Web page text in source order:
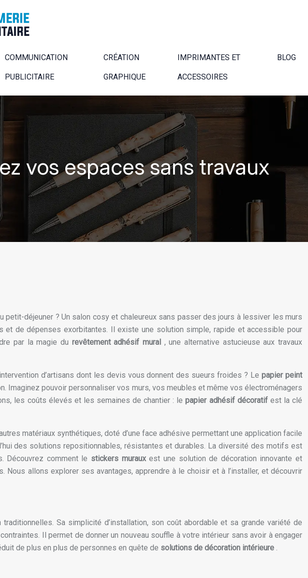
COMMUNICATION
PUBLICITAIRE
CRÉATION
GRAPHIQUE
IMPRIMANTES ET
ACCESSOIRES
BLOG
vos espaces sans travaux
petit-déjeuner ? Un salon cosy et chaleureux sans passer des jours à lessiver les murs
de dépenses exorbitantes. Il existe une solution simple, rapide et accessible pour
par la magie du revêtement adhésif mural , une alternative astucieuse aux travaux
d’artisans dont les devis vous donnent des sueurs froides ? Lepapier peint
Imaginez pouvoir personnaliser vos murs, vos meubles et même vos électroménagers
les coûts élevés et les semaines de chantier : lepapier adhésif décoratif est la clé
matériaux synthétiques, doté d’une face adhésive permettant une application facile
des solutions repositionnables, résistantes et durables. La diversité des motifs est
Découvrez comment le stickers murauxest une solution de décoration innovante et
allons explorer ses avantages, apprendre à le choisir et à l’installer, et découvrir
Sa simplicité d’installation, son coût abordable et sa grande variété de
Il permet de donner un nouveau souffle à votre intérieur sans avoir à engager
de plus en plus de personnes en quête de solutions de décoration intérieure .